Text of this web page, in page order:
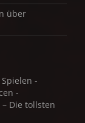
über
-
-
– Die tollsten